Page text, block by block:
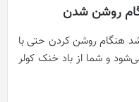
روشن شدن
هنگام روشن کردن حتی با
و شما از باد خنک کولر